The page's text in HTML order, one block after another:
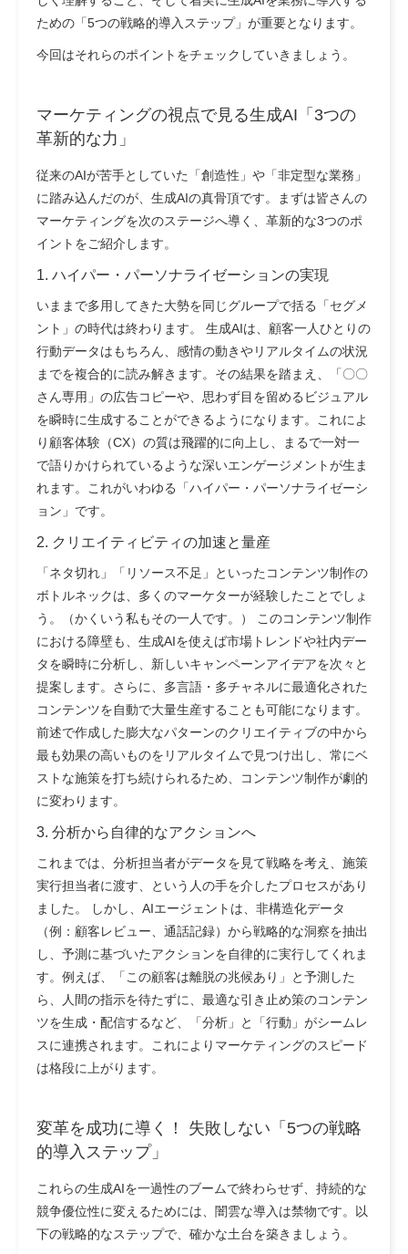
ための「5つの戦略的導入ステップ」が重要となります。
今回はそれらのポイントをチェックしていきましょう。
マーケティングの視点で見る生成AI「3つの
革新的な力」
従来のAIが苦手としていた「創造性」や「非定型な業務」
に踏み込んだのが、生成AIの真骨頂です。まずは皆さんの
マーケティングを次のステージへ導く、革新的な3つのポ
イントをご紹介します。
1. ハイパー・パーソナライゼーションの実現
いままで多用してきた大勢を同じグループで括る「セグメ
ント」の時代は終わります。 生成AIは、顧客一人ひとりの
行動データはもちろん、感情の動きやリアルタイムの状況
までを複合的に読み解きます。その結果を踏まえ、「〇〇
さん専用」の広告コピーや、思わず目を留めるビジュアル
を瞬時に生成することができるようになります。これによ
り顧客体験（CX）の質は飛躍的に向上し、まるで一対一
で語りかけられているような深いエンゲージメントが生ま
れます。これがいわゆる「ハイパー・パーソナライゼーシ
ョン」です。
2. クリエイティビティの加速と量産
「ネタ切れ」「リソース不足」といったコンテンツ制作の
ボトルネックは、多くのマーケターが経験したことでしょ
う。（かくいう私もその一人です。） このコンテンツ制作
における障壁も、生成AIを使えば市場トレンドや社内デー
タを瞬時に分析し、新しいキャンペーンアイデアを次々と
提案します。さらに、多言語・多チャネルに最適化された
コンテンツを自動で大量生産することも可能になります。
前述で作成した膨大なパターンのクリエイティブの中から
最も効果の高いものをリアルタイムで見つけ出し、常にベ
ストな施策を打ち続けられるため、コンテンツ制作が劇的
に変わります。
3. 分析から自律的なアクションへ
これまでは、分析担当者がデータを見て戦略を考え、施策
実行担当者に渡す、という人の手を介したプロセスがあり
ました。 しかし、AIエージェントは、非構造化データ
（例：顧客レビュー、通話記録）から戦略的な洞察を抽出
し、予測に基づいたアクションを自律的に実行してくれま
す。例えば、「この顧客は離脱の兆候あり」と予測した
ら、人間の指示を待たずに、最適な引き止め策のコンテン
ツを生成・配信するなど、「分析」と「行動」がシームレ
スに連携されます。これによりマーケティングのスピード
は格段に上がります。
変革を成功に導く！ 失敗しない「5つの戦略
的導入ステップ」
これらの生成AIを一過性のブームで終わらせず、持続的な
競争優位性に変えるためには、闇雲な導入は禁物です。以
下の戦略的なステップで、確かな土台を築きましょう。